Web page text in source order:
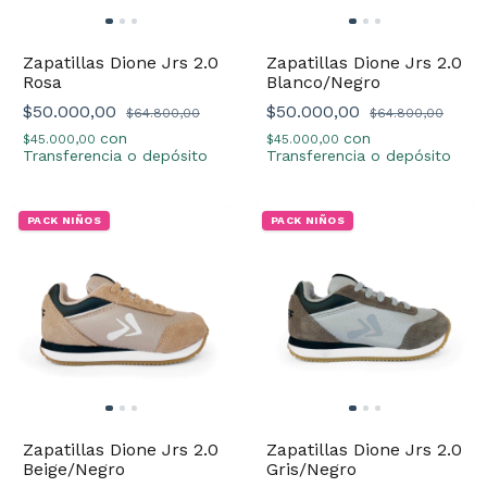
Zapatillas Dione Jrs 2.0
Rosa
$50.000,00
$64.800,00
$45.000,00 con
Transferencia o depósito
Zapatillas Dione Jrs 2.0
Blanco/Negro
$50.000,00
$64.800,00
$45.000,00 con
Transferencia o depósito
PACK NIÑOS
Zapatillas Dione Jrs 2.0
Beige/Negro
PACK NIÑOS
Zapatillas Dione Jrs 2.0
Gris/Negro